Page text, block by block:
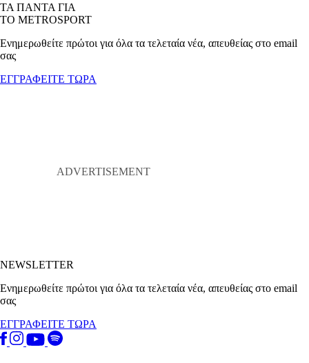
ΤΑ ΠΑΝΤΑ ΓΙΑ
ΤΟ METROSPORT
Ενημερωθείτε πρώτοι για όλα τα τελεταία νέα, απευθείας στο email
σας
ΕΓΓΡΑΦΕΙΤΕ ΤΩΡΑ
NEWSLETTER
Ενημερωθείτε πρώτοι για όλα τα τελεταία νέα, απευθείας στο email
σας
ΕΓΓΡΑΦΕΙΤΕ ΤΩΡΑ